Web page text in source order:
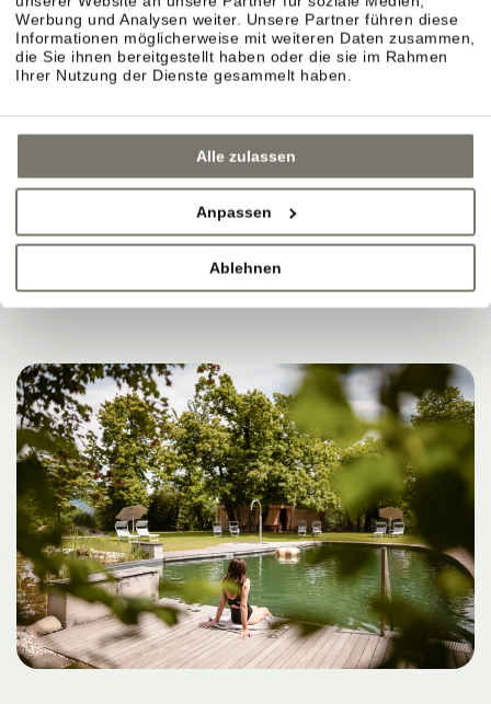
Werbung und Analysen weiter. Unsere Partner führen diese
Informationen möglicherweise mit weiteren Daten zusammen,
die Sie ihnen bereitgestellt haben oder die sie im Rahmen
Ihrer Nutzung der Dienste gesammelt haben.
Alle zulassen
Anpassen
Ablehnen
MANCHMAL REICHT DAS
AUS, UM SICH GUT ZU
FÜHLEN.
JETZT BUCHEN